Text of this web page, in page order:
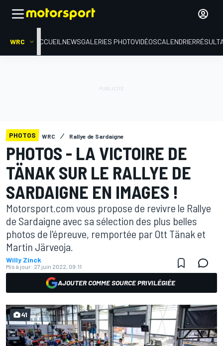
WRC ACCUEIL NEWSGALERIES PHOTOVIDÉOSCALENDRIER
PHOTOS WRC Rallye de Sardaigne
PHOTOS - LA VICTOIRE DE
TÄNAK SUR LE RALLYE DE
SARDAIGNE EN IMAGES !
Motorsport.com vous propose de revivre le Rallye
de Sardaigne avec sa sélection des plus belles
photos de l'épreuve, remportée par Ott Tänak et
Martin Järveoja.
Willy Zinck
Mis à jour: 27 juin 2022, 09:11
AJOUTER COMME SOURCE PRIVILÉGIÉE
41